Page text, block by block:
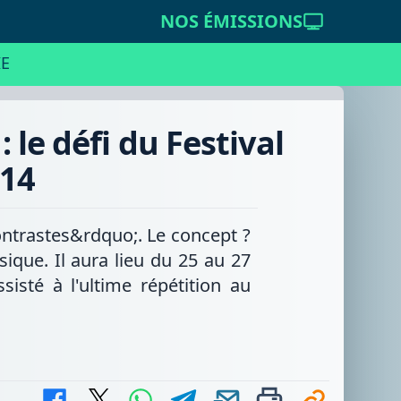
NOS ÉMISSIONS
le défi du Festival
Le concept ?
Il aura lieu du 25 au 27
à l'ultime répétition au